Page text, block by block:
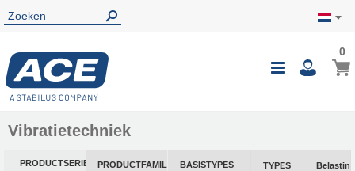
Toggle
00
Vibratietechniek
PRODUCTSERIE PRODUCTFAMILIE BASISTYPES TYPES
Belasting